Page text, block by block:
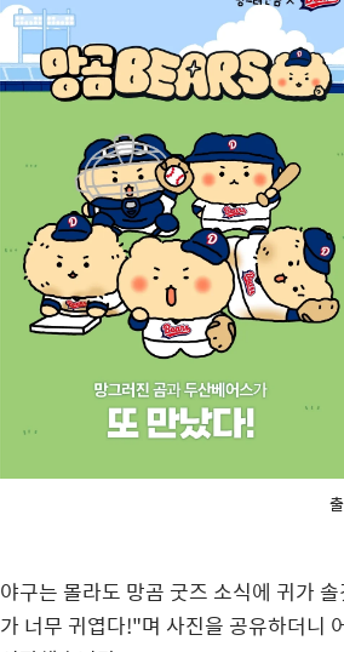
야구는 몰라도 망곰 굿즈 소식에 귀가
가 너무 귀엽다!"며 사진을 공유하더니